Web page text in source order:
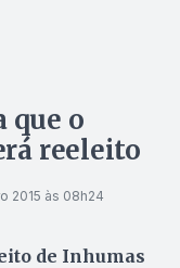
que o
reeleito
2015 às 08h24
de Inhumas